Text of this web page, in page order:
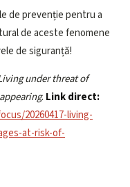
de prevenție pentru a
de aceste fenomene
de siguranță!
under threat of
. Link direct:
20260417-living-
at-risk-of-